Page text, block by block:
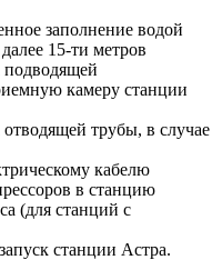
заполнение водой
15-ти метров
подводящей
камеру станции
трубы, в случае
кабелю
в станцию
(для станций с
станции Астра.